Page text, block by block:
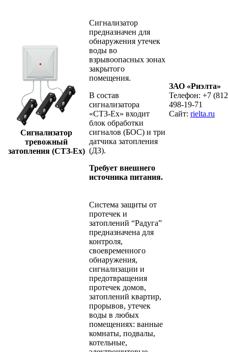
Сигнализатор
тревожный
затопления (СТЗ-Ех)
Сигнализатор
предназначен для
обнаружения утечек
воды во
взрывоопасных зонах
закрытого
помещения.
В состав
сигнализатора
«СТЗ‑Ех» входит
блок обработки
сигналов (БОС) и три
датчика затопления
(ДЗ).
Требует внешнего
источника питания.
ЗАО «Риэлта»
Телефон: +7
498-19-71
Сайт: rielta.ru
Система защиты от
протечек и
затоплений “Радуга”
предназначена для
контроля,
своевременного
обнаружения,
сигнализации и
предотвращения
протечек домов,
затоплений квартир,
прорывов, утечек
воды в любых
помещениях: ванные
комнаты, подвалы,
котельные,